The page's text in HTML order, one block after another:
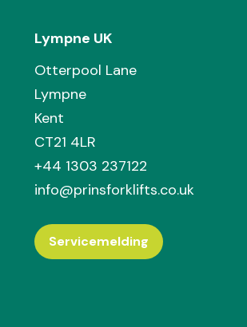
Lympne UK
Otterpool Lane
Lympne
Kent
CT21 4LR
+44 1303 237122
info@prinsforklifts.co.uk
Servicemelding